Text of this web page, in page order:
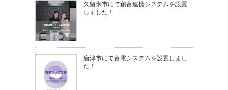
久留米市にて創蓄連携システムを設置
しました！
唐津市にて蓄電システムを設置しまし
た！